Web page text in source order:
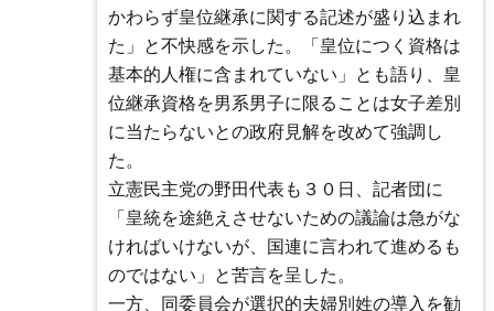
かわらず皇位継承に関する記述が盛り込まれ
た」と不快感を示した。「皇位につく資格は
基本的人権に含まれていない」とも語り、皇
位継承資格を男系男子に限ることは女子差別
に当たらないとの政府見解を改めて強調し
た。
立憲民主党の野田代表も３０日、記者団に
「皇統を途絶えさせないための議論は急がな
ければいけないが、国連に言われて進めるも
のではない」と苦言を呈した。
一方、同委員会が選択的夫婦別姓の導入を勧